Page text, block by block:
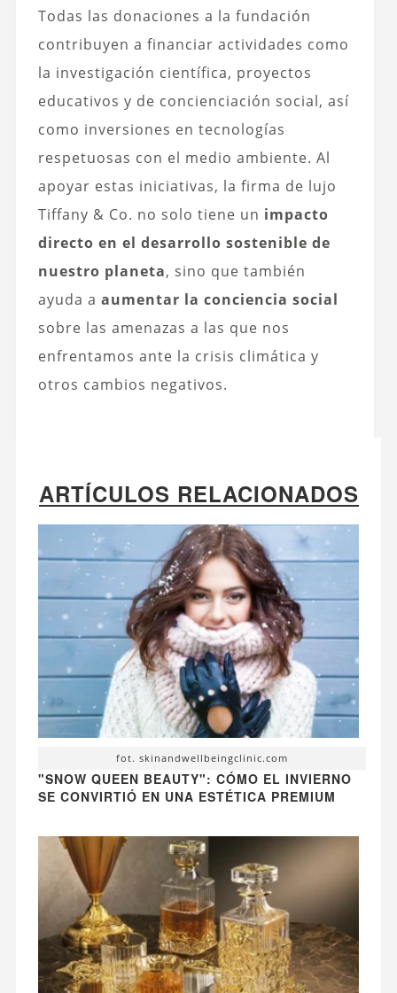
Todas las donaciones a la fundación
contribuyen a financiar actividades como
la investigación científica, proyectos
educativos y de concienciación social, así
como inversiones en tecnologías
respetuosas con el medio ambiente. Al
apoyar estas iniciativas, la firma de lujo
Tiffany & Co. no solo tiene un impacto
directo en el desarrollo sostenible de
nuestro planeta, sino que también
ayuda a aumentar la conciencia social
sobre las amenazas a las que nos
enfrentamos ante la crisis climática y
otros cambios negativos.
ARTÍCULOS RELACIONADOS
fot. skinandwellbeingclinic.com
"SNOW QUEEN BEAUTY": CÓMO EL INVIERNO
SE CONVIRTIÓ EN UNA ESTÉTICA PREMIUM